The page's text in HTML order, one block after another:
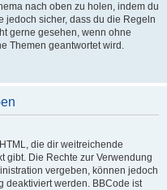
nach oben zu holen, indem du
jedoch sicher, dass du die Regeln
gerne gesehen, wenn ohne
Themen geantwortet wird.
die dir weitreichende
gibt. Die Rechte zur Verwendung
vergeben, können jedoch
deaktiviert werden. BBCode ist